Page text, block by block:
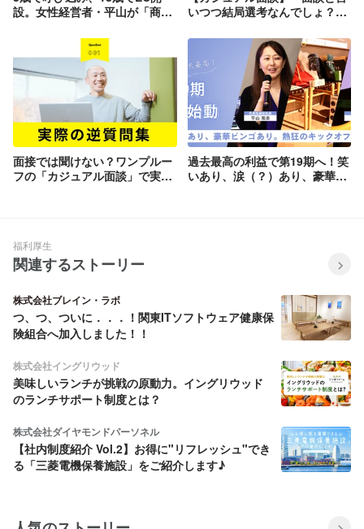
設。女性経営者・平山が「商
いつつ結局選考なんでしょ？」
ます！
面接では聞けない？ワンプルー
フの「カジュアル面談」で実際
過去最高の利益で第19期へ！笑
いあり、涙（？）あり、豪華景
福利厚生
関連するストーリー
株式会社ブレイン・ラボ
つ、つ、ついに．．．！関東ITソフトウェア健康保
険組合へ加入しました！！
株式会社イングリウッド
美味しいランチが挑戦の原動力。イングリウッド
のランチサポート制度とは？
株式会社ダイヤモンドパーソネル
【社内制度紹介 Vol.2】お得に"リフレッシュ"でき
る「三菱電機保養施設」をご紹介します♪